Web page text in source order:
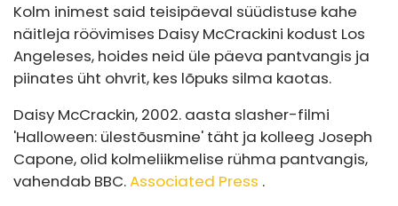
Kolm inimest said teisipäeval süüdistuse kahe
näitleja röövimises Daisy McCrackini kodust Los
Angeleses, hoides neid üle päeva pantvangis ja
piinates üht ohvrit, kes lõpuks silma kaotas.
Daisy McCrackin, 2002. aasta slasher-filmi
'Halloween: ülestõusmine' täht ja kolleeg Joseph
Capone, olid kolmeliikmelise rühma pantvangis,
vahendab BBC.Associated Press .